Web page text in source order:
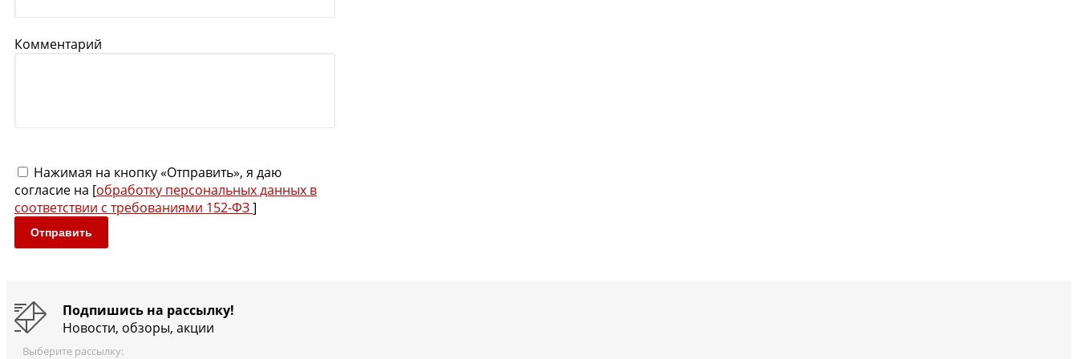
Комментарий
Нажимая на кнопку «Отправить», я даю
согласие на [обработку персональных данных в
соответствии с требованиями 152-ФЗ]
Отправить
Подпишись на рассылку!
Новости, обзоры, акции
Выберите рассылку: